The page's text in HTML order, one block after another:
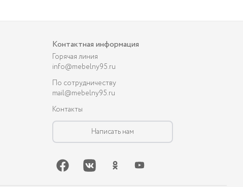
Контактная информация
Горячая линия
info@mebelny95.ru
По сотрудничеству
mail@mebelny95.ru
Контакты
Написать нам